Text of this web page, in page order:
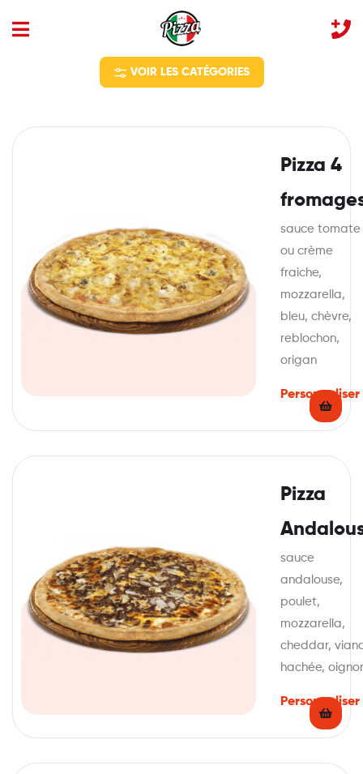
VOIR LES CATÉGORIES
Pizza 4
sauce tomate
ou crème
fraiche,
mozzarella,
bleu, chèvre,
reblochon,
origan
Personnaliser
Pizza
sauce
andalouse,
poulet,
mozzarella,
cheddar,
hachée,
Personnaliser